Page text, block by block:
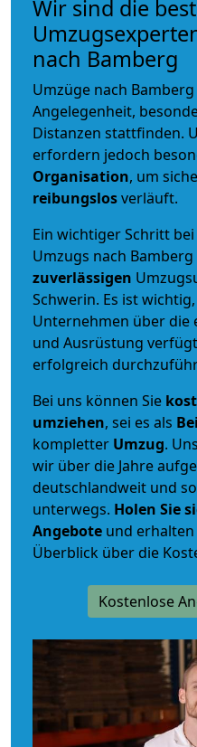
Wir sind die
nach Bamberg
Umzüge nach
Angelegenheit,
Distanzen stattfinden.
erfordern jedoch
Organisation, um
reibungslosverläuft.
Ein wichtiger Schritt
Umzugs nach
zuverlässigen
Schwerin. Es ist
Unternehmen über
und Ausrüstung
erfolgreich
Bei uns können Sie
umziehen, sei es als
kompletter Umzug.
wir über die Jahre
deutschlandweit und
unterwegs. Holen Sie
Angebote und erhalten
Überblick über die
Kostenlose